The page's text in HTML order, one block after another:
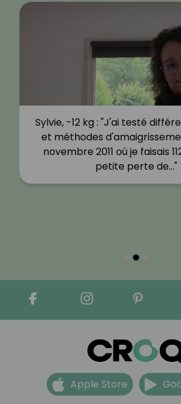
Sylvie, -12 kg : "J'ai testé
et méthodes
novembre 2011 où je faisais
petite perte de…"
Apple Store